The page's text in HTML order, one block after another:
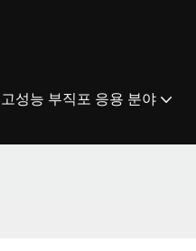
고성능 부직포 응용 분야